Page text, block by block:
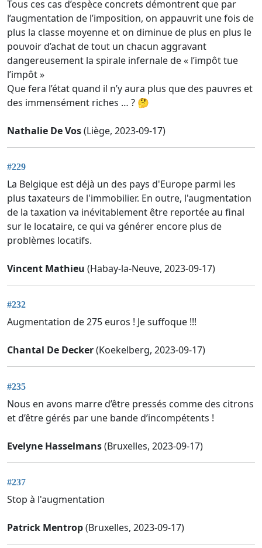
Tous ces cas d’espèce concrets démontrent que par
l’augmentation de l’imposition, on appauvrit une fois de
plus la classe moyenne et on diminue de plus en plus le
pouvoir d’achat de tout un chacun aggravant
dangereusement la spirale infernale de « l’impôt tue
l’impôt »
Que fera l’état quand il n’y aura plus que des pauvres et
des immensément riches … ? 🤔
Nathalie De Vos(Liège, 2023-09-17)
#229
La Belgique est déjà un des pays d'Europe parmi les
plus taxateurs de l'immobilier. En outre, l'augmentation
de la taxation va inévitablement être reportée au final
sur le locataire, ce qui va générer encore plus de
problèmes locatifs.
Vincent Mathieu (Habay-la-Neuve, 2023-09-17)
#232
Augmentation de 275 euros ! Je suffoque !!!
Chantal De Decker(Koekelberg, 2023-09-17)
#235
Nous en avons marre d’être pressés comme des citrons
et d’être gérés par une bande d’incompétents !
Evelyne Hasselmans(Bruxelles, 2023-09-17)
#237
Stop à l'augmentation
Patrick Mentrop(Bruxelles, 2023-09-17)